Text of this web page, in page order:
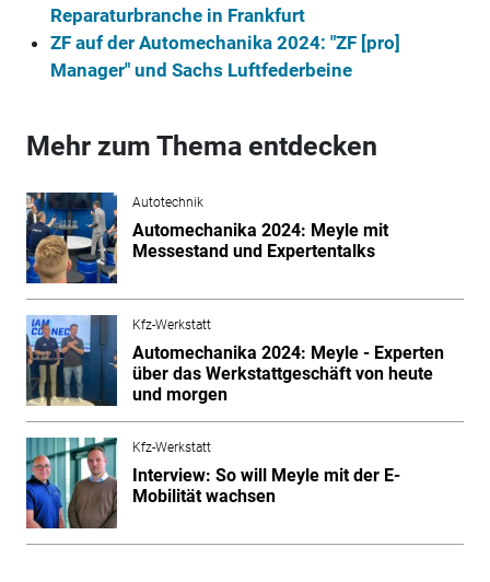
Reparaturbranche in Frankfurt
ZF auf der Automechanika 2024: "ZF [pro]
Manager" und Sachs Luftfederbeine
Mehr zum Thema entdecken
Autotechnik
Automechanika 2024: Meyle mit
Messestand und Expertentalks
Kfz-Werkstatt
Automechanika 2024: Meyle - Experten
über das Werkstattgeschäft von heute
und morgen
Kfz-Werkstatt
Interview: So will Meyle mit der E-
Mobilität wachsen